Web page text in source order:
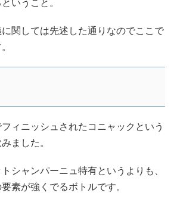
関しては先述した通りなのでここで
ィニッシュされたコニャックという
ました。
シャンパーニュ特有というよりも、
素が強くでるボトルです。